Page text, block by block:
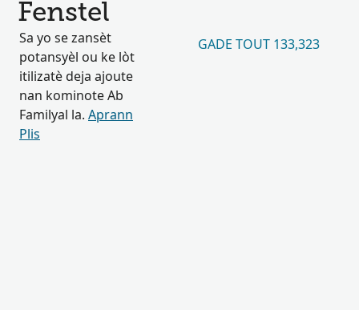
Fenstel
Sa yo se zansèt
potansyèl ou ke lòt
itilizatè deja ajoute
nan kominote Ab
Familyal la. Aprann
Plis
GADE TOUT 133,323